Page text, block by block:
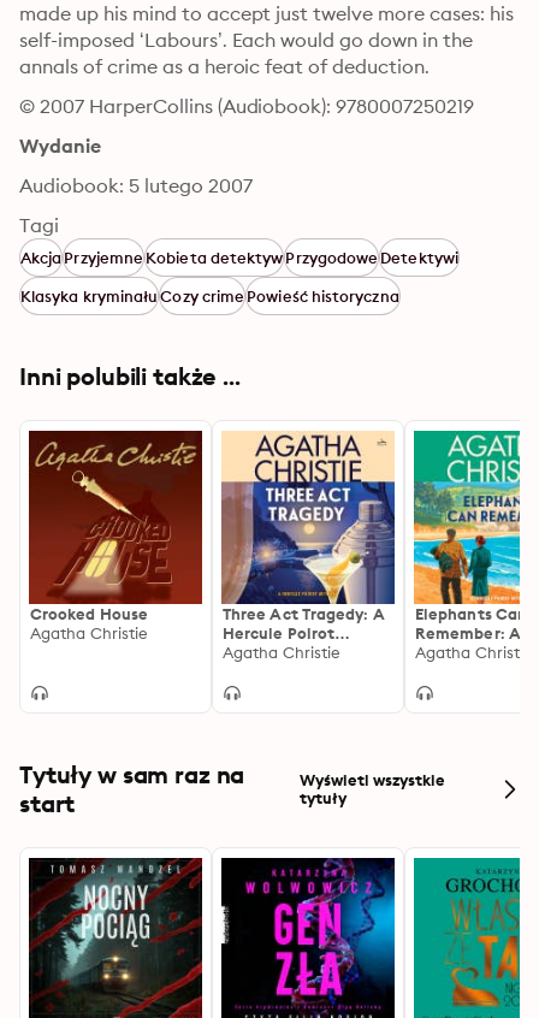
made up his mind to accept just twelve more cases: his
self-imposed ‘Labours’. Each would go down in the
annals of crime as a heroic feat of deduction.
© 2007 HarperCollins (Audiobook): 9780007250219
Wydanie
Audiobook: 5 lutego 2007
Tagi
AkcjaPrzyjemneKobieta detektywPrzygodoweDetektywi
Klasyka kryminałuCozy crimePowieść historyczna
Inni polubili także ...
Crooked House
Agatha Christie
Three Act Tragedy: A
Hercule Poirot
Mystery: The Official
Agatha Christie
Elephants Can
Remember: A
Poirot Mystery:
Edition
Agatha Christie
Tytuły w sam raz na
start
Wyświetl wszystkie
tytuły